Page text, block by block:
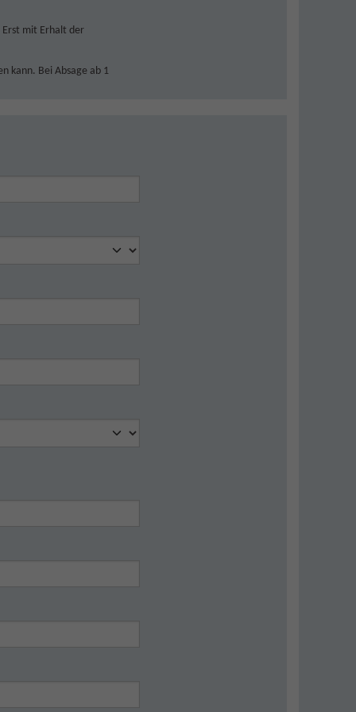
Erst mit Erhalt der
kann. Bei Absage ab 1